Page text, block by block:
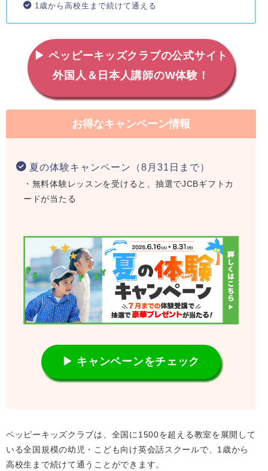
1歳から高校生まで続けて通える
▶ ペッピーキッズクラブの公式サイト
外国人＆日本人講師のW体験！
お得なキャンペーン情報
夏の体験キャンペーン（8月31日まで）
・無料体験レッスンを受けると、抽選でJCBギフトカ
ードが当たる
▶ キャンペーンをチェック
ペッピーキッズクラブは、全国に1500を超える教室を展開して
いる全国規模の幼児・こども向け英会話スクールで、1歳から
高校生まで続けて通うことができます。